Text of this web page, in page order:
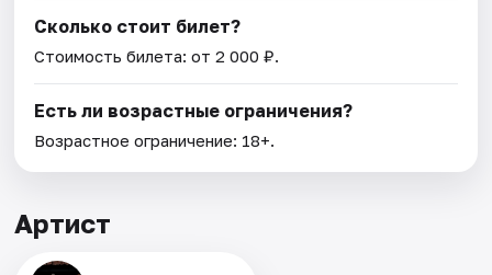
Сколько стоит билет?
Стоимость билета: от 2 000 ₽.
Есть ли возрастные ограничения?
Возрастное ограничение: 18+.
Артист